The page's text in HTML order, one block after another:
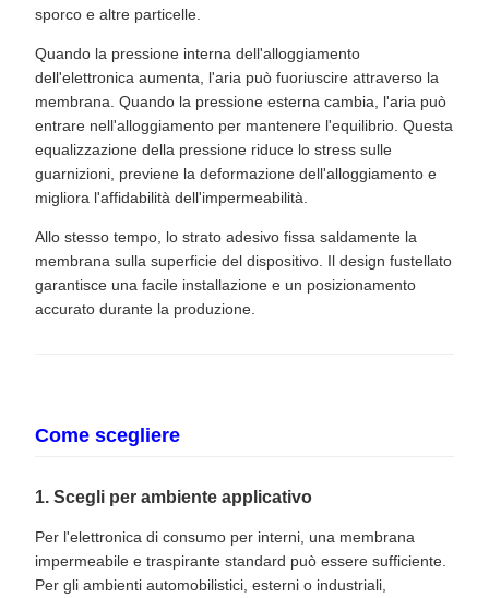
sporco e altre particelle.
Quando la pressione interna dell'alloggiamento
dell'elettronica aumenta, l'aria può fuoriuscire attraverso la
membrana. Quando la pressione esterna cambia, l'aria può
entrare nell'alloggiamento per mantenere l'equilibrio. Questa
equalizzazione della pressione riduce lo stress sulle
guarnizioni, previene la deformazione dell'alloggiamento e
migliora l'affidabilità dell'impermeabilità.
Allo stesso tempo, lo strato adesivo fissa saldamente la
membrana sulla superficie del dispositivo. Il design fustellato
garantisce una facile installazione e un posizionamento
accurato durante la produzione.
Come scegliere
1. Scegli per ambiente applicativo
Per l'elettronica di consumo per interni, una membrana
impermeabile e traspirante standard può essere sufficiente.
Per gli ambienti automobilistici, esterni o industriali,